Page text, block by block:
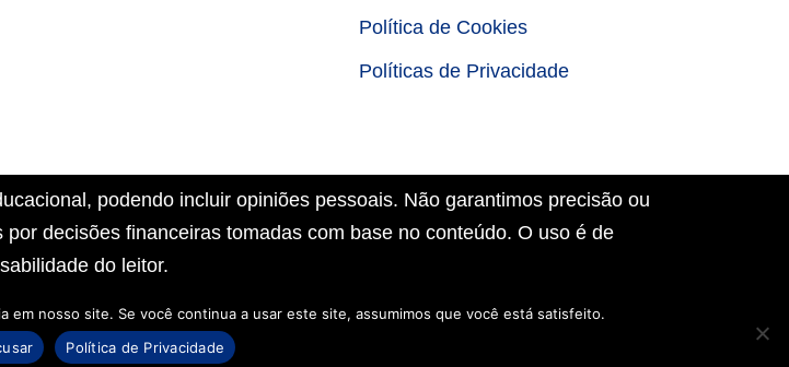
Política de Cookies
Políticas de Privacidade
podendo incluir opiniões pessoais. Não garantimos precisão ou
decisões financeiras tomadas com base no conteúdo. O uso é de
do leitor.
em nosso site. Se você continua a usar este site, assumimos que você está satisfeito.
Política de Privacidade